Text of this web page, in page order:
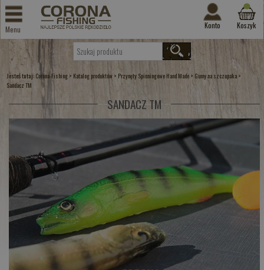
Menu Konto Koszyk
Jesteś tutaj: Corona-Fishing > Katalog produktów > Przynęty Spinningowe Hand Made > Gumy na szczupaka >
Sandacz TM
SANDACZ TM